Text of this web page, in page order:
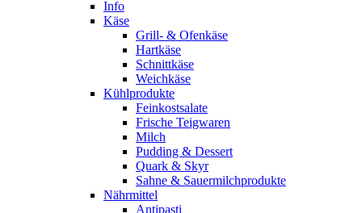
Info
Käse
Grill- & Ofenkäse
Hartkäse
Schnittkäse
Weichkäse
Kühlprodukte
Feinkostsalate
Frische Teigwaren
Milch
Pudding & Dessert
Quark & Skyr
Sahne & Sauermilchprodukte
Nährmittel
Antipasti